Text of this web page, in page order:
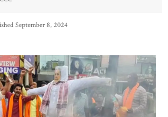
September 8, 2024